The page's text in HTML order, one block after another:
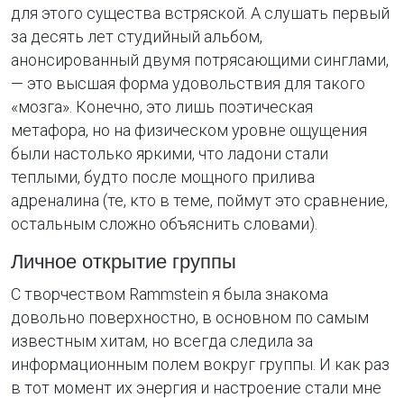
для этого существа встряской. А слушать первый
за десять лет студийный альбом,
анонсированный двумя потрясающими синглами,
— это высшая форма удовольствия для такого
«мозга». Конечно, это лишь поэтическая
метафора, но на физическом уровне ощущения
были настолько яркими, что ладони стали
теплыми, будто после мощного прилива
адреналина (те, кто в теме, поймут это сравнение,
остальным сложно объяснить словами).
Личное открытие группы
С творчеством Rammstein я была знакома
довольно поверхностно, в основном по самым
известным хитам, но всегда следила за
информационным полем вокруг группы. И как раз
в тот момент их энергия и настроение стали мне